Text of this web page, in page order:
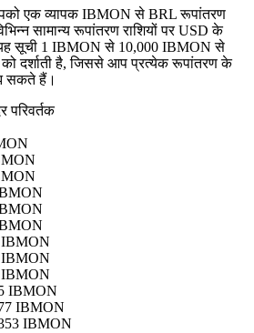
एक व्यापक IBMON से BRL रूपांतरण
सामान्य रूपांतरण राशियों पर USD के
यह सूची 1 IBMON से 10,000 IBMON से
दर्शाती है, जिससे आप प्रत्येक रूपांतरण के
सकते हैं।
परिवर्तक
IBMON
IBMON
IBMON
IBMON
IBMON
IBMON